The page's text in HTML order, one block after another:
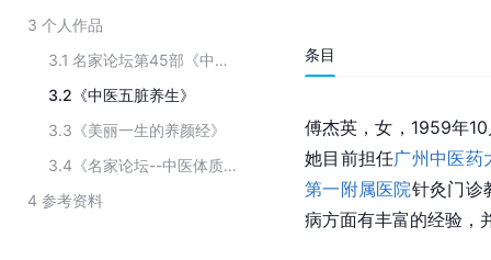
3 个人作品
3.1
名家论坛第45部《中医体质养生》
3.2 《中医五脏养生》
3.3 《美丽一生的养颜经》
3.4
《名家论坛--中医体质美容》
4 参考资料
条目
傅杰英，女，1959年
她目前担任广州中医药
第一附属医院针灸门诊
病方面有丰富的经验，